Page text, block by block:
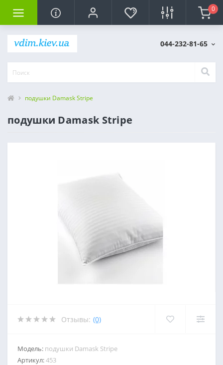
0
044-232-81-65
подушки Damask Stripe
подушки Damask Stripe
Отзывы: (0)
Модель: подушки Damask Stripe
Артикул:453